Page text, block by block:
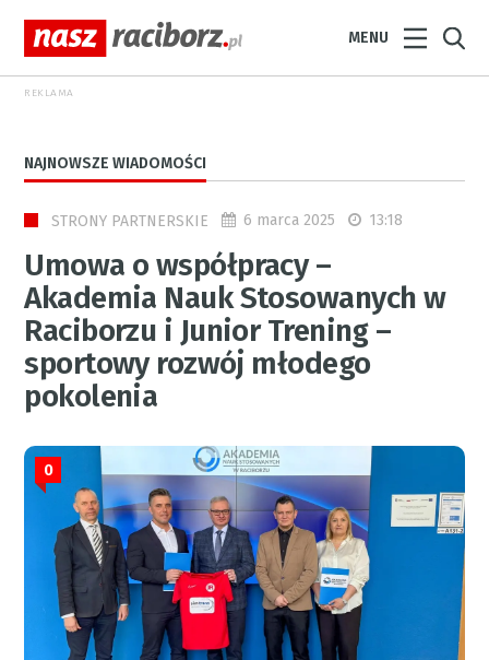
MENU
REKLAMA
NAJNOWSZE WIADOMOŚCI
STRONY PARTNERSKIE 6 marca 2025 13:18
Umowa o współpracy –
Akademia Nauk Stosowanych w
Raciborzu i Junior Trening –
sportowy rozwój młodego
pokolenia
0